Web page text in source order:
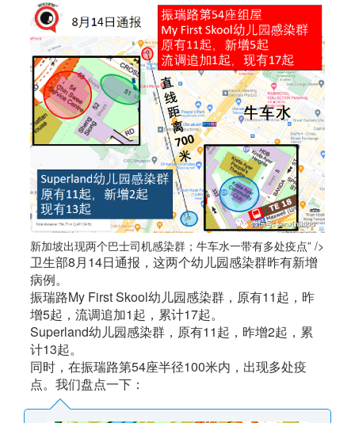
新加坡出现两个巴士司机感染群；牛车水一带有多处疫点” />
卫生部8月14日通报，这两个幼儿园感染群昨有新增
病例。
振瑞路My First Skool幼儿园感染群，原有11起，昨
增5起，流调追加1起，累计17起。
Superland幼儿园感染群，原有11起，昨增2起，累
计13起。
同时，在振瑞路第54座半径100米内，出现多处疫
点。我们盘点一下：